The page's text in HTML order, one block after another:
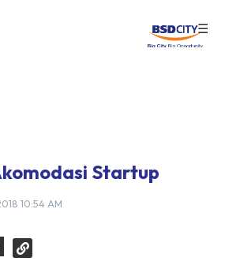
☰
Startup
10:54 AM